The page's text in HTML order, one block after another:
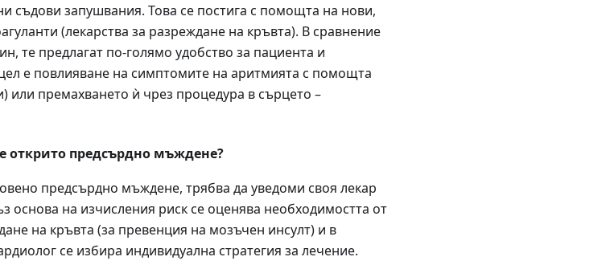
съдови запушвания. Това се постига с помощта на нови,
(лекарства за разреждане на кръвта). В сравнение
те предлагат по-голямо удобство за пациента и
е повлияване на симптомите на аритмията с помощта
или премахването ѝ чрез процедура в сърцето –
открито предсърдно мъждене?
предсърдно мъждене, трябва да уведоми своя лекар
основа на изчисления риск се оценява необходимостта от
на кръвта (за превенция на мозъчен инсулт) и в
се избира индивидуална стратегия за лечение.